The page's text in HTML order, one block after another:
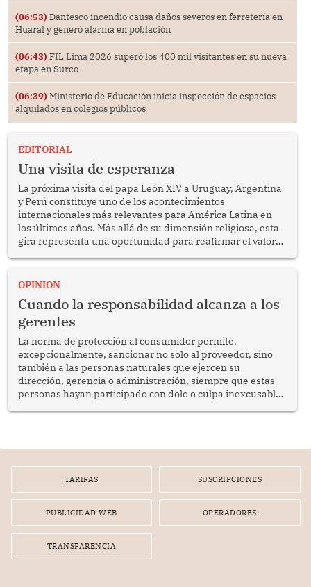
(06:53) Dantesco incendio causa daños severos en ferretería en
Huaral y generó alarma en población
(06:43) FIL Lima 2026 superó los 400 mil visitantes en su nueva
etapa en Surco
(06:39) Ministerio de Educación inicia inspección de espacios
alquilados en colegios públicos
EDITORIAL
Una visita de esperanza
La próxima visita del papa León XIV a Uruguay, Argentina
y Perú constituye uno de los acontecimientos
internacionales más relevantes para América Latina en
los últimos años. Más allá de su dimensión religiosa, esta
gira representa una oportunidad para reafirmar el valor
enfrenta desafíos en materia de desarrollo, cohesión
OPINION
Cuando la responsabilidad alcanza a los
gerentes
La norma de protección al consumidor permite,
excepcionalmente, sancionar no solo al proveedor, sino
también a las personas naturales que ejercen su
dirección, gerencia o administración, siempre que estas
personas hayan participado con dolo o culpa inexcusable
por la frustrada realización de un meet and greet con
TARIFAS SUSCRIPCIONES
PUBLICIDAD WEB OPERADORES
TRANSPARENCIA